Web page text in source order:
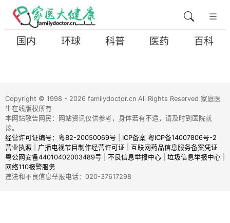
国内 环球 科普 医药 百科
Copyright © 1998 - 2026 familydoctor.cn All Rights Reserved 家庭医
生在线版权所有
本网站敬告网民：网站资讯仅供参考，身体若有不适，请及时到医院就
诊。
经营许可证编号：粤B2-20050069号
ICP备案 粤ICP备14007806号-2
营业执照
广播电视节目制作经营许可证
互联网药品信息服务备案凭证
粤公网安备44010402003489号
不良信息举报中心| 垃圾信息举报中心|
网络110报警服务
违法和不良信息举报电话：020-37617298